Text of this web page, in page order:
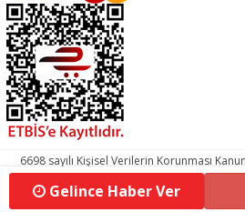
Gelince Haber Ver
6698 sayılı Kişisel Verilerin Korunması
aydınlatma metnimizi okumak ve
olarak kullanılan çerezlerle ilgili bilgi